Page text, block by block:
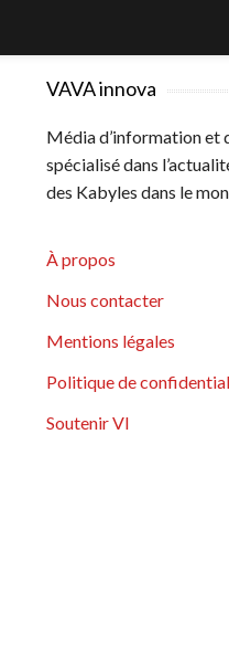
VAVA innova
Média d’information et
spécialisé dans
des Kabyles dans le
À propos
Nous contacter
Mentions légales
Politique de
Soutenir VI